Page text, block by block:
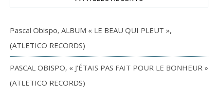
Pascal Obispo, ALBUM « LE BEAU QUI PLEUT »,
(ATLETICO RECORDS)
PASCAL OBISPO, « J’ÉTAIS PAS FAIT POUR LE BONHEUR »
(ATLETICO RECORDS)